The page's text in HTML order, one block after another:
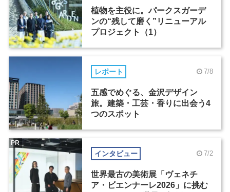
植物を主役に。パークスガーデ
ンの“残して磨く”リニューアル
プロジェクト（1）
レポート 7/8
五感でめぐる、金沢デザイン
旅。建築・工芸・香りに出会う4
つのスポット
インタビュー 7/2
世界最古の美術展「ヴェネチ
ア・ビエンナーレ2026」に挑む
PR